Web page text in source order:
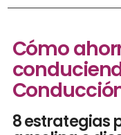
Cómo
8 estrategias